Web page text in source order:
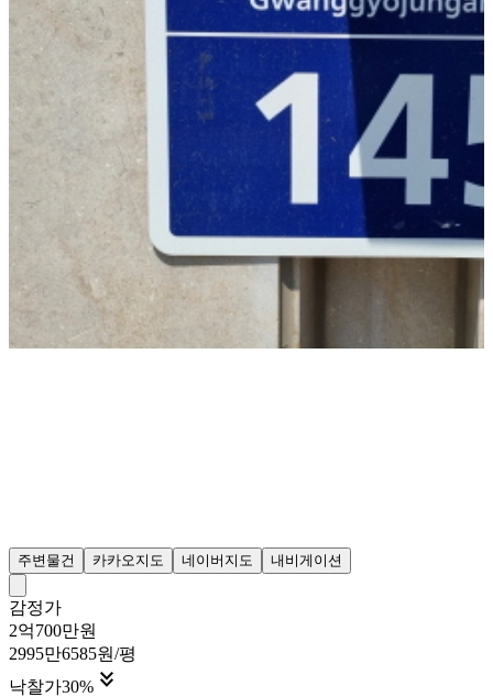
주변물건 카카오지도 네이버지도 내비게이션
감정가
2억700만원
2995만6585원/평
낙찰가30% 